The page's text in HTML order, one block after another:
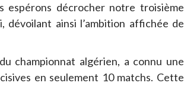
décrocher notre troisième
dévoilant ainsi l’ambition affichée de
championnat algérien, a connu une
en seulement 10 matchs. Cette